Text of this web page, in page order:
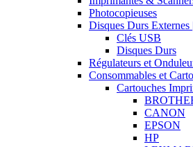
Photocopieuses
Disques Durs Externes
Clés USB
Disques Durs
Régulateurs et
Consommables et
Cartouches
CANON
EPSON
HP